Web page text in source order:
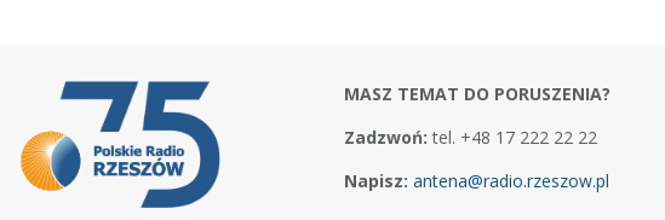
MASZ TEMAT DO PORUSZENIA?
Zadzwoń: tel. +48 17 222 22 22
Napisz: antena@radio.rzeszow.pl